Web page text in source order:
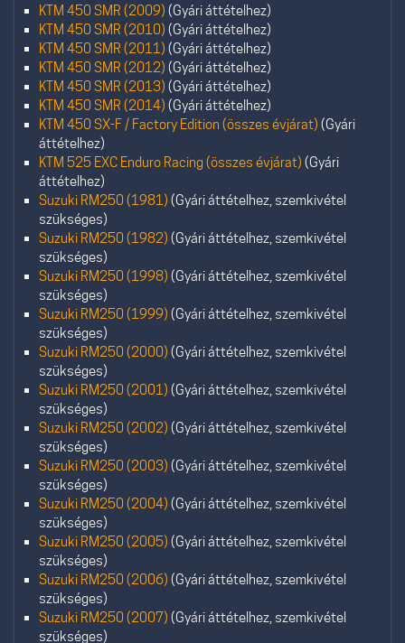
KTM 450 SMR (2009) (Gyári áttételhez)
KTM 450 SMR (2010) (Gyári áttételhez)
KTM 450 SMR (2011) (Gyári áttételhez)
KTM 450 SMR (2012) (Gyári áttételhez)
KTM 450 SMR (2013) (Gyári áttételhez)
KTM 450 SMR (2014) (Gyári áttételhez)
KTM 450 SX-F / Factory Edition (összes évjárat) (Gyári
áttételhez)
KTM 525 EXC Enduro Racing (összes évjárat) (Gyári
áttételhez)
Suzuki RM250 (1981) (Gyári áttételhez, szemkivétel
szükséges)
Suzuki RM250 (1982) (Gyári áttételhez, szemkivétel
szükséges)
Suzuki RM250 (1998) (Gyári áttételhez, szemkivétel
szükséges)
Suzuki RM250 (1999) (Gyári áttételhez, szemkivétel
szükséges)
Suzuki RM250 (2000) (Gyári áttételhez, szemkivétel
szükséges)
Suzuki RM250 (2001) (Gyári áttételhez, szemkivétel
szükséges)
Suzuki RM250 (2002) (Gyári áttételhez, szemkivétel
szükséges)
Suzuki RM250 (2003) (Gyári áttételhez, szemkivétel
szükséges)
Suzuki RM250 (2004) (Gyári áttételhez, szemkivétel
szükséges)
Suzuki RM250 (2005) (Gyári áttételhez, szemkivétel
szükséges)
Suzuki RM250 (2006) (Gyári áttételhez, szemkivétel
szükséges)
Suzuki RM250 (2007) (Gyári áttételhez, szemkivétel
szükséges)